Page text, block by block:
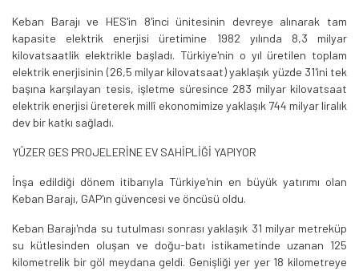
Keban Barajı ve HES'in 8'inci ünitesinin devreye alınarak tam
kapasite elektrik enerjisi üretimine 1982 yılında 8,3 milyar
kilovatsaatlik elektrikle başladı. Türkiye'nin o yıl üretilen toplam
elektrik enerjisinin (26,5 milyar kilovatsaat) yaklaşık yüzde 31'ini tek
başına karşılayan tesis, işletme süresince 283 milyar kilovatsaat
elektrik enerjisi üreterek millî ekonomimize yaklaşık 744 milyar liralık
dev bir katkı sağladı.
YÜZER GES PROJELERİNE EV SAHİPLİĞİ YAPIYOR
İnşa edildiği dönem itibarıyla Türkiye'nin en büyük yatırımı olan
Keban Barajı, GAP'ın güvencesi ve öncüsü oldu.
Keban Barajı'nda su tutulması sonrası yaklaşık 31 milyar metreküp
su kütlesinden oluşan ve doğu-batı istikametinde uzanan 125
kilometrelik bir göl meydana geldi. Genişliği yer yer 18 kilometreye